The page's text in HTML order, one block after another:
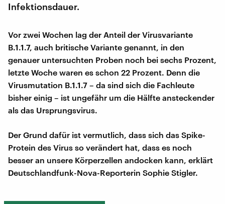
Infektionsdauer.
Vor zwei Wochen lag der Anteil der Virusvariante
B.1.1.7, auch britische Variante genannt, in den
genauer untersuchten Proben noch bei sechs Prozent,
letzte Woche waren es schon 22 Prozent. Denn die
Virusmutation B.1.1.7 – da sind sich die Fachleute
bisher einig – ist ungefähr um die Hälfte ansteckender
als das Ursprungsvirus.
Der Grund dafür ist vermutlich, dass sich das Spike-
Protein des Virus so verändert hat, dass es noch
besser an unsere Körperzellen andocken kann, erklärt
Deutschlandfunk-Nova-Reporterin Sophie Stigler.